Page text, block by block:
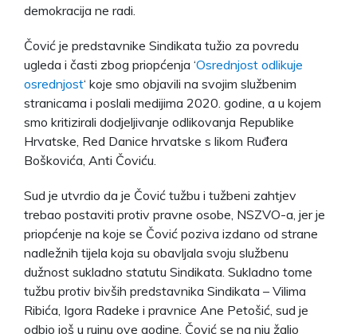
demokracija ne radi.
Čović je predstavnike Sindikata tužio za povredu
ugleda i časti zbog priopćenja ‘Osrednjost odlikuje
osrednjost‘ koje smo objavili na svojim službenim
stranicama i poslali medijima 2020. godine, a u kojem
smo kritizirali dodjeljivanje odlikovanja Republike
Hrvatske, Red Danice hrvatske s likom Ruđera
Boškovića, Anti Čoviću.
Sud je utvrdio da je Čović tužbu i tužbeni zahtjev
trebao postaviti protiv pravne osobe, NSZVO-a, jer je
priopćenje na koje se Čović poziva izdano od strane
nadležnih tijela koja su obavljala svoju službenu
dužnost sukladno statutu Sindikata. Sukladno tome
tužbu protiv bivših predstavnika Sindikata – Vilima
Ribića, Igora Radeke i pravnice Ane Petošić, sud je
odbio još u rujnu ove godine. Čović se na nju žalio